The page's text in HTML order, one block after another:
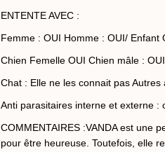
ENTENTE AVEC :
Femme : OUI Homme : OUI/ Enfant
Chien Femelle OUI Chien mâle : OUI
Chat : Elle ne les connait pas
Anti parasitaires interne et externe :
COMMENTAIRES :VANDA est une
pour être heureuse. Toutefois, elle